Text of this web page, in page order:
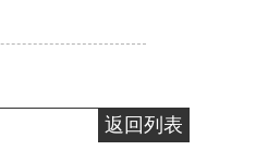
返回列表